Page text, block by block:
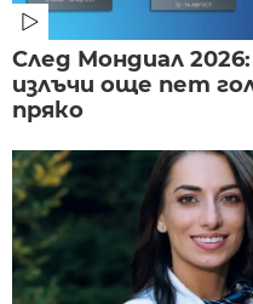
След Мондиал
излъчи още пет
пряко